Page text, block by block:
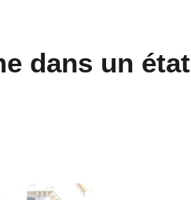
dans un état